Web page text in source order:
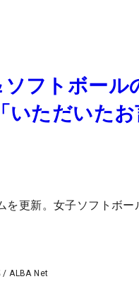
フトボー
いただいた
を更新。女子ソフトボ
/ALBA Net